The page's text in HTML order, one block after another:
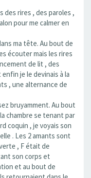
des rires , des paroles ,
pour me calmer en
ma tête. Au bout de
écouter mais les rires
de lit , des
je le devinais à la
, une alternance de
bruyamment. Au bout
chambre se tenant par
coquin , je voyais son
. Les 2 amants sont
, F était de
son corps et
et au bout de